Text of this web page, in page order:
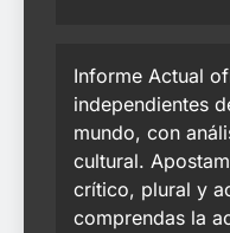
Informe Actual
independientes
mundo, con
cultural.
crítico, plural y
comprendas la